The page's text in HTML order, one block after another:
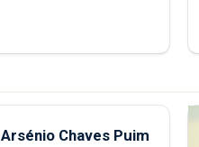
Arsénio Chaves Puim